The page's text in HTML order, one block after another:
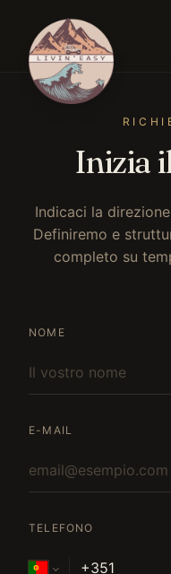
Inizia
Indicaci la
Definiremo e
completo su
NOME
E-MAIL
TELEFONO